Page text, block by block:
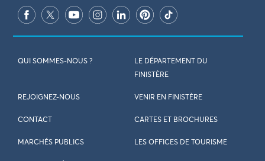
QUI SOMMES-NOUS ?
LE DÉPARTEMENT DU
FINISTÈRE
REJOIGNEZ-NOUS VENIR EN FINISTÈRE
CONTACT CARTES ET BROCHURES
MARCHÉS PUBLICS LES OFFICES DE TOURISME